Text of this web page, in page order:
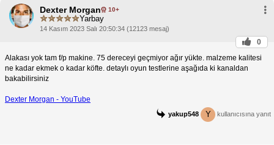
Dexter Morgan 10+
Yarbay
14 Kasım 2023 Salı 20:50:34 (12123 mesaj)
0
Alakası yok tam f/p makine. 75 dereceyi geçmiyor ağır yükte. malzeme kalitesi
ne kadar ekmek o kadar köfte. detaylı oyun testlerine aşağıda ki kanaldan
bakabilirsiniz
Dexter Morgan - YouTube
yakup548 Y kullanıcısına yanıt